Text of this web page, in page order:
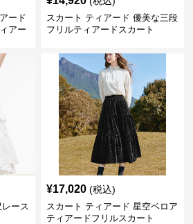
ード
アー
スカート ティアード 優美な三段
フリルティアードスカート
ース
¥17,020 (税込)
スカート ティアード 星空ベロア
ティアードフリルスカート